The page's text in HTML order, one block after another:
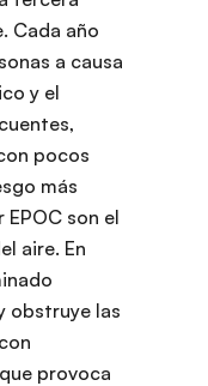
Cada año
a causa
y el
pocos
más
son el
aire. En
obstruye las
provoca